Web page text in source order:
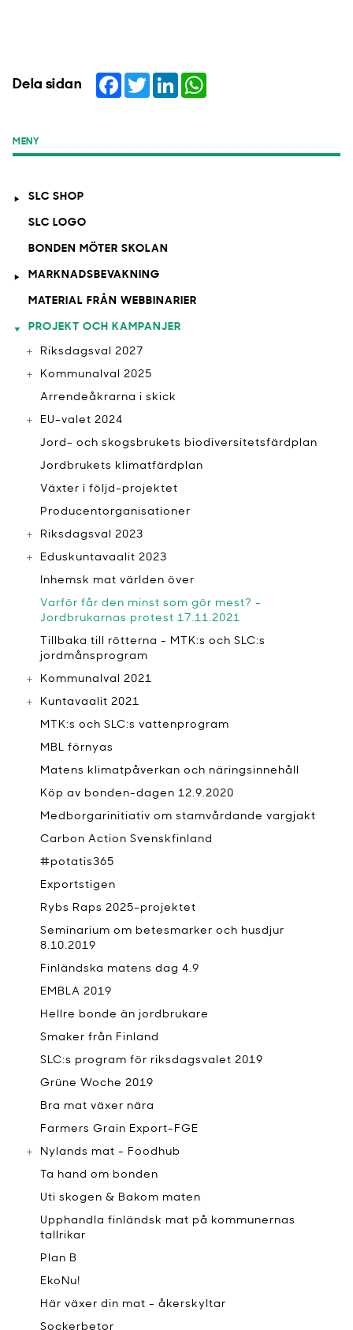
Dela sidan Facebook
TwitterLinkedIn
MENY
SLC SHOP
SLC LOGO
BONDEN MÖTER SKOLAN
MARKNADSBEVAKNING
MATERIAL FRÅN WEBBINARIER
PROJEKT OCH KAMPANJER
Riksdagsval 2027
Kommunalval 2025
Arrendeåkrarna i skick
EU-valet 2024
Jord- och skogsbrukets biodiversitetsfärdplan
Jordbrukets klimatfärdplan
Växter i följd-projektet
Producentorganisationer
Riksdagsval 2023
Eduskuntavaalit 2023
Inhemsk mat världen över
Varför får den minst som gör mest? -
Jordbrukarnas protest 17.11.2021
Tillbaka till rötterna - MTK:s och SLC:s
jordmånsprogram
Kommunalval 2021
Kuntavaalit 2021
MTK:s och SLC:s vattenprogram
MBL förnyas
Matens klimatpåverkan och näringsinnehåll
Köp av bonden-dagen 12.9.2020
Medborgarinitiativ om stamvårdande vargjakt
Carbon Action Svenskfinland
#potatis365
Exportstigen
Rybs Raps 2025-projektet
Seminarium om betesmarker och husdjur
8.10.2019
Finländska matens dag 4.9
EMBLA 2019
Hellre bonde än jordbrukare
Smaker från Finland
SLC:s program för riksdagsvalet 2019
Grüne Woche 2019
Bra mat växer nära
Farmers Grain Export-FGE
Nylands mat - Foodhub
Ta hand om bonden
Uti skogen & Bakom maten
Upphandla finländsk mat på kommunernas
tallrikar
Plan B
EkoNu!
Här växer din mat - åkerskyltar
Sockerbetor